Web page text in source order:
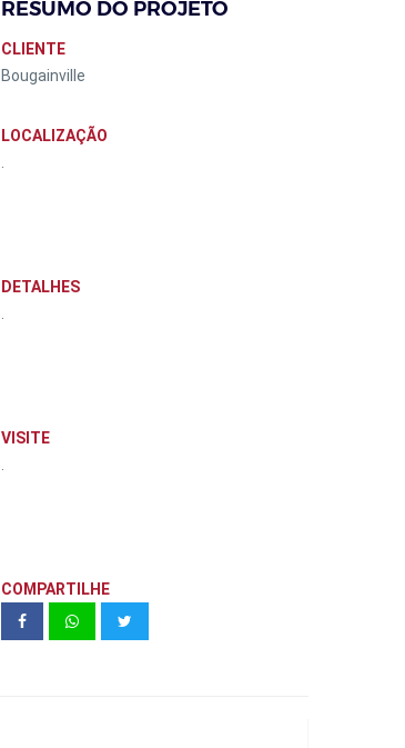
RESUMO DO PROJETO
CLIENTE
Bougainville
LOCALIZAÇÃO
DETALHES
VISITE
COMPARTILHE
VIVAZ | Freguesia do Ó